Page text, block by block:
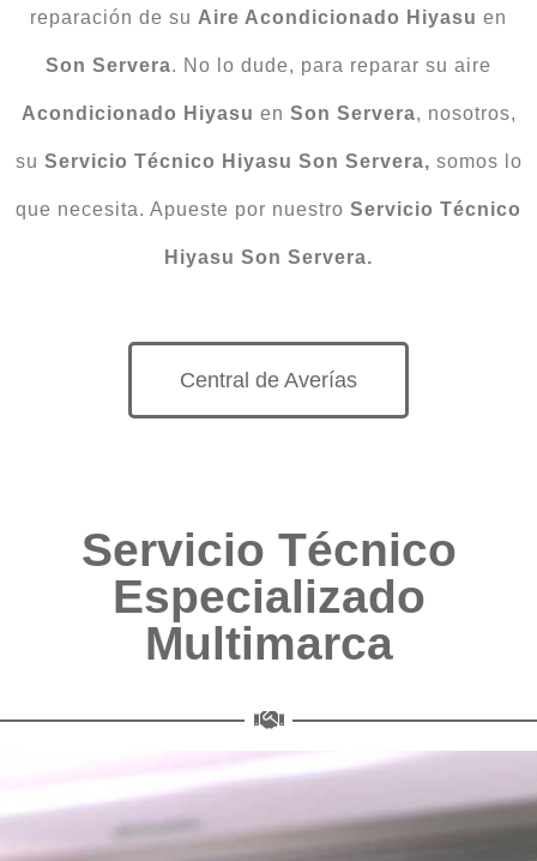
reparación de su Aire Acondicionado Hiyasu en
Son Servera. No lo dude, para reparar su aire
Acondicionado Hiyasu en Son Servera, nosotros,
su Servicio Técnico Hiyasu Son Servera, somos lo
que necesita. Apueste por nuestro Servicio Técnico
Hiyasu Son Servera.
Central de Averías
Servicio Técnico
Especializado
Multimarca